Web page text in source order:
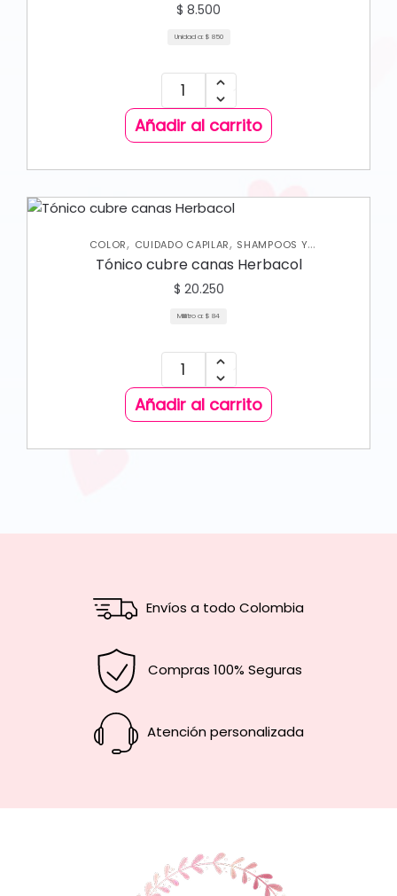
$ 8.500
Unidad a: $ 850
Añadir al carrito
COLOR, CUIDADO CAPILAR, SHAMPOOS Y
ACONDICIONADORES
Tónico cubre canas Herbacol
$ 20.250
Mililitro a: $ 84
Añadir al carrito
Envíos a todo Colombia
Compras 100% Seguras
Atención personalizada